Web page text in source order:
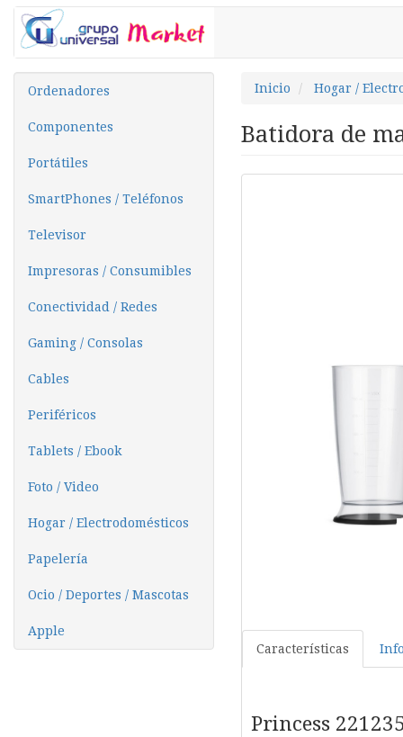
Ordenadores
Componentes
Portátiles
SmartPhones / Teléfonos
Televisor
Impresoras / Consumibles
Conectividad / Redes
Gaming / Consolas
Cables
Periféricos
Tablets / Ebook
Foto / Video
Hogar / Electrodomésticos
Papelería
Ocio / Deportes / Mascotas
Apple
Inicio Hogar /
Batidora de
Características
Princess